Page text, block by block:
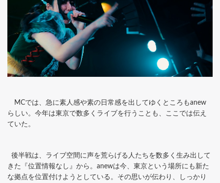
MCでは、急に素人感や素の日常感を出してゆくところもanew
らしい。今年は東京で数多くライブを行うことも、ここでは伝え
ていた。
後半戦は、ライブ空間に声を荒らげる人たちを数多く生み出して
きた『位置情報なし』から。anewは今、東京という場所にも新た
な拠点を位置付けようとしている。その思いが伝わり、しっかり